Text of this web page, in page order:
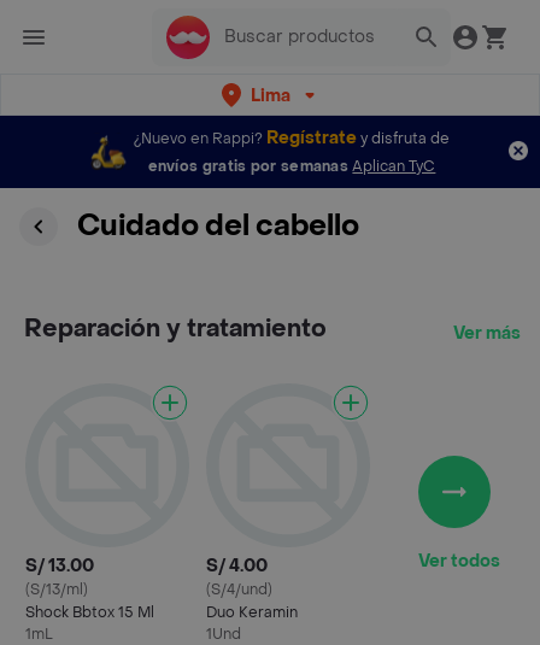
Lima
¿Nuevo en Rappi? Regístratey disfruta de
envíos gratis por semanas Aplican TyC
Cuidado del cabello
Reparación y tratamiento Ver más
S/ 13.00
(S/13/ml)
Shock Bbtox 15 Ml
1mL
S/ 4.00
(S/4/und)
Duo Keramin
1Und
Ver todos